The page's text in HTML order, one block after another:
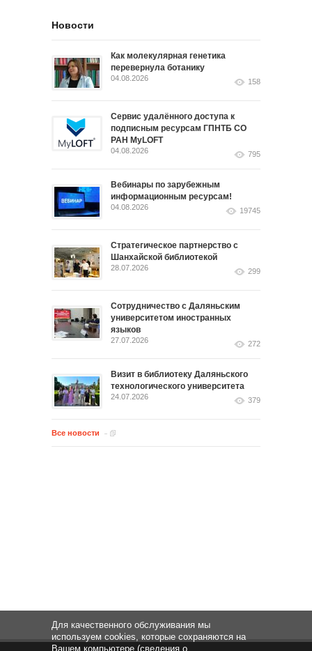
Новости
Как молекулярная генетика
перевернула ботанику
04.08.2026 158
Сервис удалённого доступа к
подписным ресурсам ГПНТБ СО
РАН MyLOFT
04.08.2026 795
Вебинары по зарубежным
информационным ресурсам!
04.08.2026 19745
Стратегическое партнерство с
Шанхайской библиотекой
28.07.2026 299
Сотрудничество с Даляньским
университетом иностранных
языков
27.07.2026 272
Визит в библиотеку Даляньского
технологического университета
24.07.2026 379
Все новости
Для качественного обслуживания мы
используем cookies, которые сохраняются на
Вашем компьютере (сведения о